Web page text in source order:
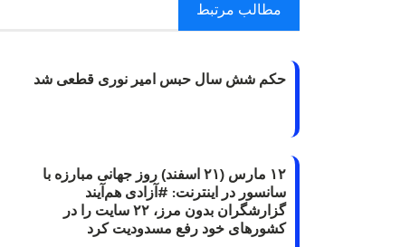
مطالب مرتبط
حکم شش سال حبس امیر نوری قطعی شد
۱۲ مارس (۲۱ اسفند) روز جهانی مبارزه با
سانسور در اینترنت: #آزادی هم‌آیند
گزارشگران‌ بدون مرز، ۲۲ سایت را در
کشورهای خود رفع مسدودیت کرد